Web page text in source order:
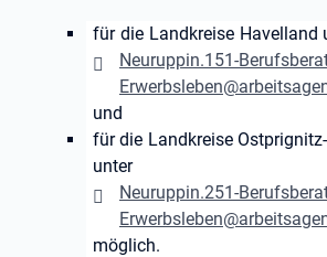
für die Landkreise Havelland
Neuruppin.151-
und
für die Landkreise
unter
Neuruppin.251-
möglich.